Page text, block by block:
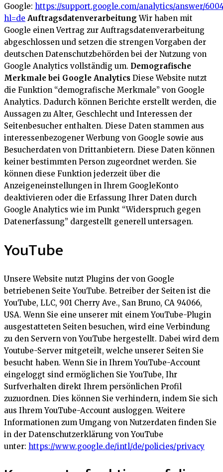
Google: https://support.google.com/analytics/answer/
hl=de Auftragsdatenverarbeitung Wir haben mit
Google einen Vertrag zur Auftragsdatenverarbeitung
abgeschlossen und setzen die strengen Vorgaben der
deutschen Datenschutzbehörden bei der Nutzung von
Google Analytics vollständig um. Demografische
Merkmale bei Google Analytics Diese Website nutzt
die Funktion “demografische Merkmale” von Google
Analytics. Dadurch können Berichte erstellt werden, die
Aussagen zu Alter, Geschlecht und Interessen der
Seitenbesucher enthalten. Diese Daten stammen aus
interessenbezogener Werbung von Google sowie aus
Besucherdaten von Drittanbietern. Diese Daten können
keiner bestimmten Person zugeordnet werden. Sie
können diese Funktion jederzeit über die
Anzeigeneinstellungen in Ihrem GoogleKonto
deaktivieren oder die Erfassung Ihrer Daten durch
Google Analytics wie im Punkt “Widerspruch gegen
Datenerfassung” dargestellt generell untersagen.
YouTube
Unsere Website nutzt Plugins der von Google
betriebenen Seite YouTube. Betreiber der Seiten ist die
YouTube, LLC, 901 Cherry Ave., San Bruno, CA 94066,
USA. Wenn Sie eine unserer mit einem YouTube-Plugin
ausgestatteten Seiten besuchen, wird eine Verbindung
zu den Servern von YouTube hergestellt. Dabei wird dem
Youtube-Server mitgeteilt, welche unserer Seiten Sie
besucht haben. Wenn Sie in Ihrem YouTube-Account
eingeloggt sind ermöglichen Sie YouTube, Ihr
Surfverhalten direkt Ihrem persönlichen Profil
zuzuordnen. Dies können Sie verhindern, indem Sie sich
aus Ihrem YouTube-Account ausloggen. Weitere
Informationen zum Umgang von Nutzerdaten finden Sie
in der Datenschutzerklärung von YouTube
unter: https://www.google.de/intl/de/policies/privacy